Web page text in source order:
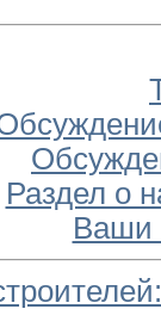
Раздел о
Ваши